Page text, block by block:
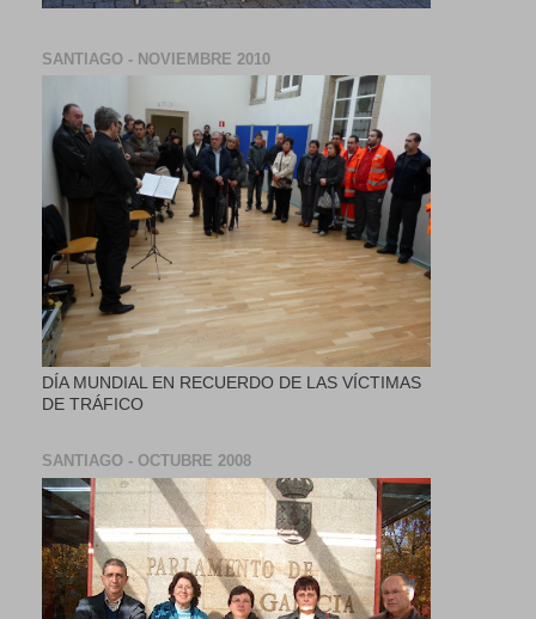
SANTIAGO - NOVIEMBRE 2010
DÍA MUNDIAL EN RECUERDO DE LAS VÍCTIMAS
DE TRÁFICO
SANTIAGO - OCTUBRE 2008